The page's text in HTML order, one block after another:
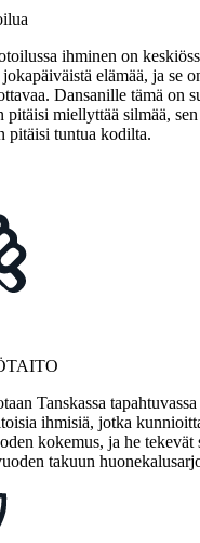
ihminen on
elämää, ja se
Dansanille tämä on
pitäisi miellyttää silmää,
pitäisi tuntua kodilta.
Tanskassa
ihmisiä, jotka
kokemus, ja he tekevät
takuun